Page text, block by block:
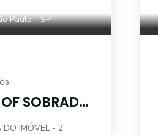
Paulo - SP
SOBRADO
IMÓVEL - 2